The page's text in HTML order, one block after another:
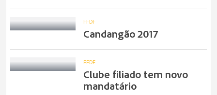
FFDF
Candangão 2017
FFDF
Clube filiado tem novo
mandatário